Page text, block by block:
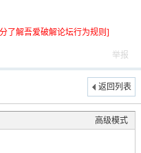
了解吾爱破解论坛行为规则]
举报
返回列表
高级模式